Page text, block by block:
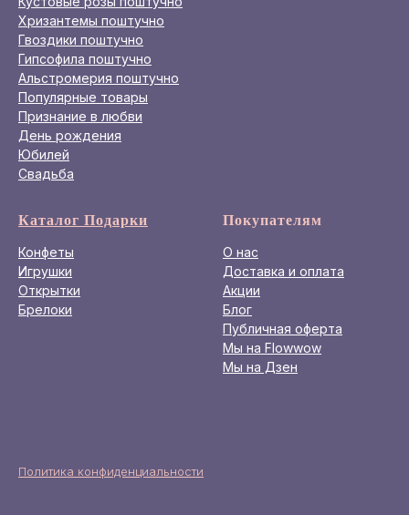
Хризантемы поштучно
Гвоздики поштучно
Гипсофила поштучно
Альстромерия поштучно
Популярные товары
Признание в любви
День рождения
Юбилей
Свадьба
Каталог Подарки
Конфеты
Игрушки
Открытки
Брелоки
Покупателям
О нас
Доставка и оплата
Акции
Блог
Публичная оферта
Мы на Flowwow
Мы на Дзен
Политика конфиденциальности